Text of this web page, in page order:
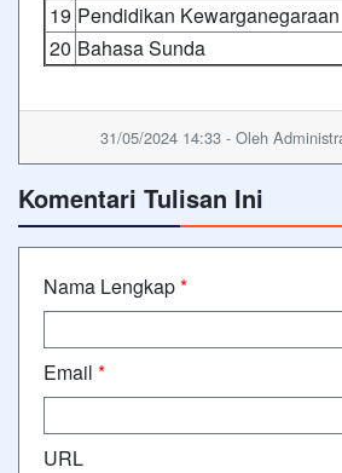
19 Pendidikan Kewarganegaraan
20 Bahasa Sunda
31/05/2024 14:33 - Oleh
Komentari Tulisan Ini
Nama Lengkap*
Email *
URL